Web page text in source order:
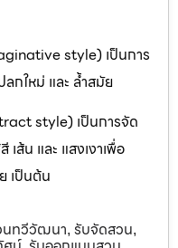
style) เป็นการ
กใหม่ และ ล้ำสมัย
style) เป็นการจัด
เส้น และ แสงเงาเพื่อ
เป็นต้น
นทวีวัฒนา, รับจัดสวน,